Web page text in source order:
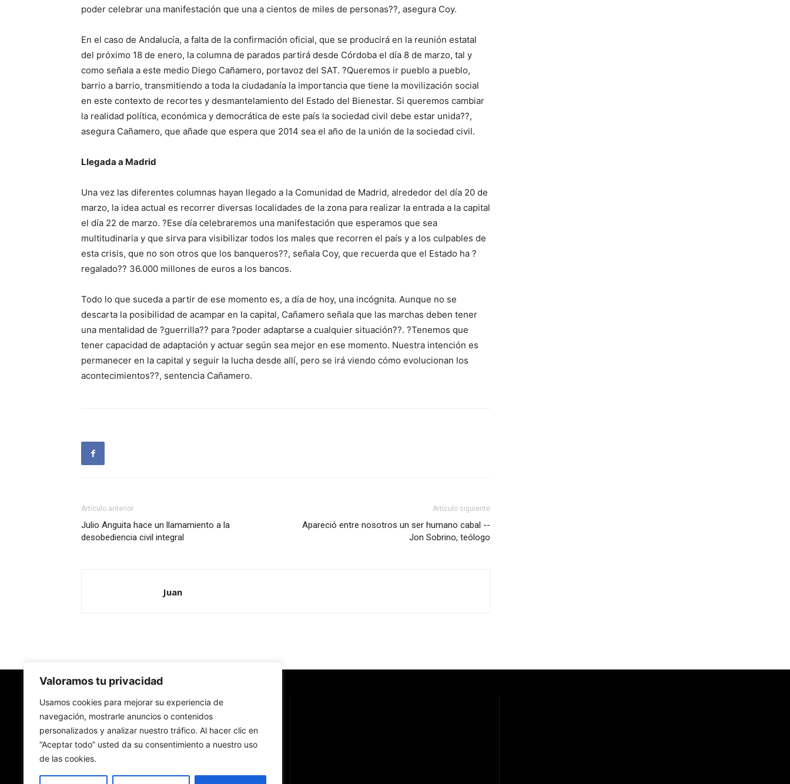
Valoramos tu privacidad
Usamos cookies para mejorar su experiencia de
navegación, mostrarle anuncios o contenidos
personalizados y analizar nuestro tráfico. Al hacer clic en
“Aceptar todo” usted da su consentimiento a nuestro uso
de las cookies.
poder celebrar una manifestación que una a cientos de miles de personas??, asegura Coy.
En el caso de Andalucía, a falta de la confirmación oficial, que se producirá en la reunión estatal
del próximo 18 de enero, la columna de parados partirá desde Córdoba el día 8 de marzo, tal y
como señala a este medio Diego Cañamero, portavoz del SAT. ?Queremos ir pueblo a pueblo,
barrio a barrio, transmitiendo a toda la ciudadanía la importancia que tiene la movilización social
en este contexto de recortes y desmantelamiento del Estado del Bienestar. Si queremos cambiar
la realidad política, económica y democrática de este país la sociedad civil debe estar unida??,
asegura Cañamero, que añade que espera que 2014 sea el año de la unión de la sociedad civil.
Llegada a Madrid
Una vez las diferentes columnas hayan llegado a la Comunidad de Madrid, alrededor del día 20 de
marzo, la idea actual es recorrer diversas localidades de la zona para realizar la entrada a la capital
el día 22 de marzo. ?Ese día celebraremos una manifestación que esperamos que sea
multitudinaria y que sirva para visibilizar todos los males que recorren el país y a los culpables de
esta crisis, que no son otros que los banqueros??, señala Coy, que recuerda que el Estado ha ?
regalado?? 36.000 millones de euros a los bancos.
Todo lo que suceda a partir de ese momento es, a día de hoy, una incógnita. Aunque no se
descarta la posibilidad de acampar en la capital, Cañamero señala que las marchas deben tener
una mentalidad de ?guerrilla?? para ?poder adaptarse a cualquier situación??. ?Tenemos que
tener capacidad de adaptación y actuar según sea mejor en ese momento. Nuestra intención es
permanecer en la capital y seguir la lucha desde allí, pero se irá viendo cómo evolucionan los
acontecimientos??, sentencia Cañamero.
Artículo anterior
Julio Anguita hace un llamamiento a la
desobediencia civil integral
Artículo siguiente
Apareció entre nosotros un ser humano cabal --
Jon Sobrino, teólogo
Juan
Redes Cristianas
Una mirada alternativa sobre la Iglesia católica y la
- Colectivos de Redes Cristianas